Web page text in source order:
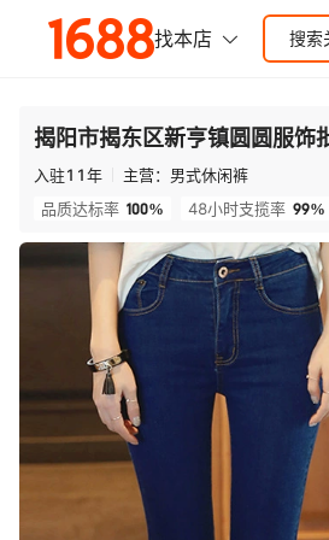
入驻11年 主营： 男式休闲裤
品质达标率 100% 48小时支揽率 99%